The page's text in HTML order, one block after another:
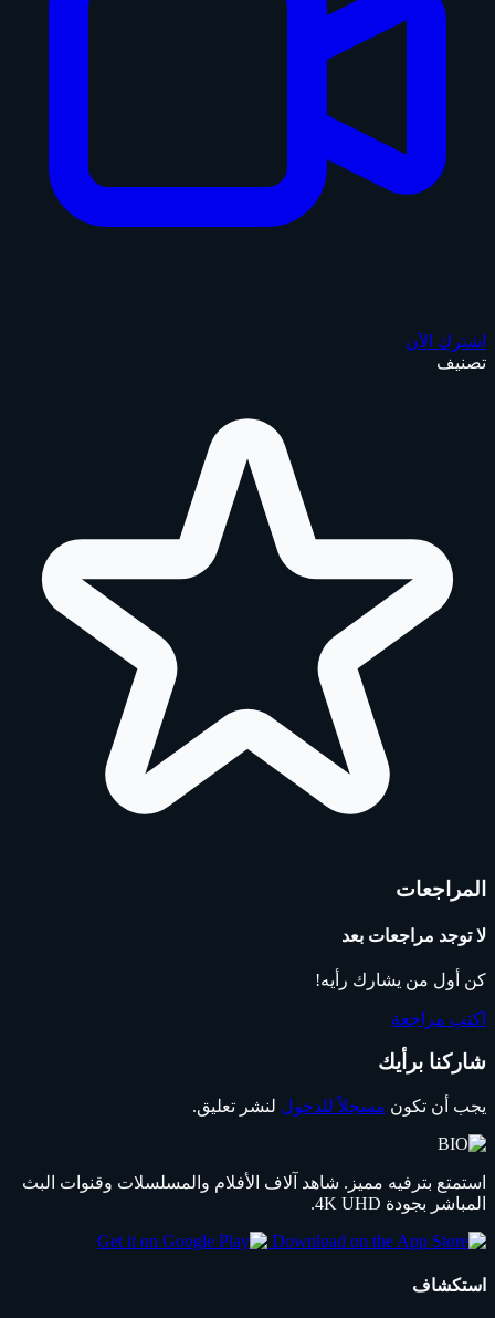
اشترك الآن
تصنيف
المراجعات
لا توجد مراجعات بعد
كن أول من يشارك رأيه!
اكتب مراجعة
شاركنا برأيك
يجب أن تكون مسجلاً للدخول لنشر تعليق.
استمتع بترفيه مميز. شاهد آلاف الأفلام والمسلسلات وقنوات البث
المباشر بجودة 4K UHD.
استكشاف